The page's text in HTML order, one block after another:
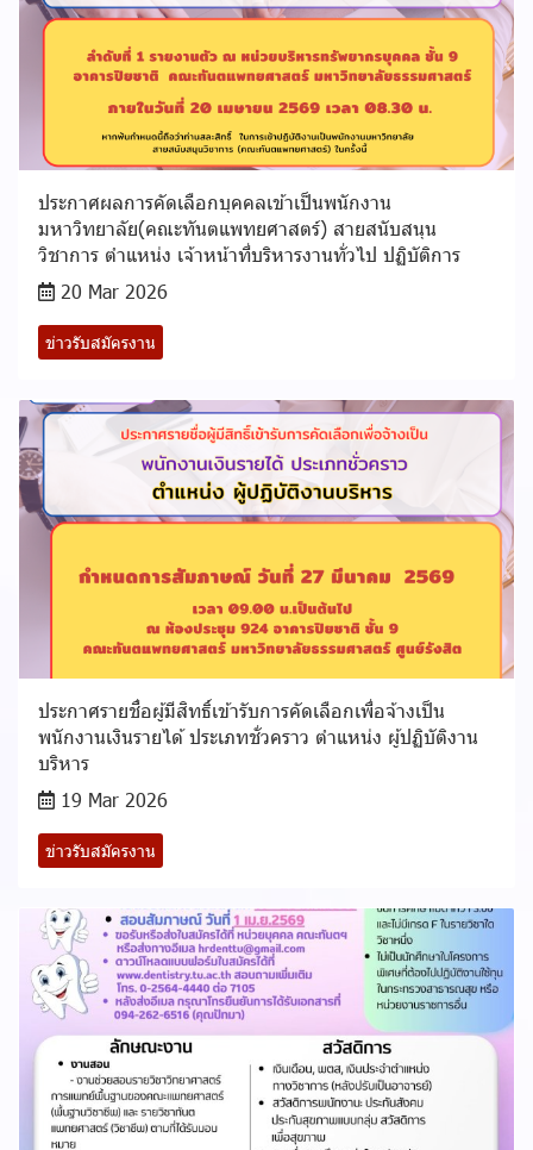
ประกาศผลการคัดเลือกบุคคลเข้าเป็นพนักงาน
มหาวิทยาลัย(คณะทันตแพทยศาสตร์) สายสนับสนุน
วิชาการ ตำแหน่ง เจ้าหน้าที่บริหารงานทั่วไป ปฏิบัติการ
20 Mar 2026
ข่าวรับสมัครงาน
ประกาศรายชื่อผู้มีสิทธิ์เข้ารับการคัดเลือกเพื่อจ้างเป็น
พนักงานเงินรายได้ ประเภทชั่วคราว ตำแหน่ง ผู้ปฏิบัติงาน
บริหาร
19 Mar 2026
ข่าวรับสมัครงาน